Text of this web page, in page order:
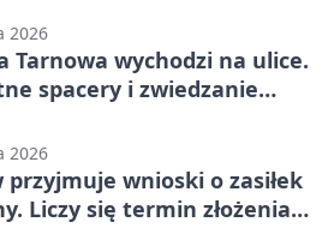
2026
Tarnowa wychodzi na ulice.
spacery i zwiedzanie
2026
przyjmuje wnioski o zasiłek
Liczy się termin złożenia